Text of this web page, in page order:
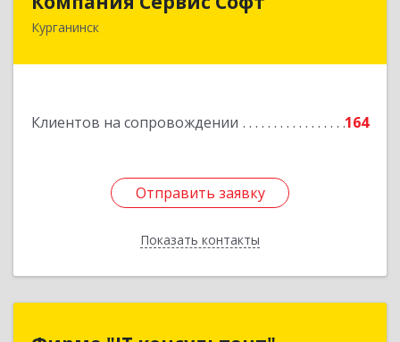
Курганинск
Клиентов на сопровождении 164
Отправить заявку
Показать контакты
352430, Краснодарский край, Курганинск г,
Отправить заявку
Назад